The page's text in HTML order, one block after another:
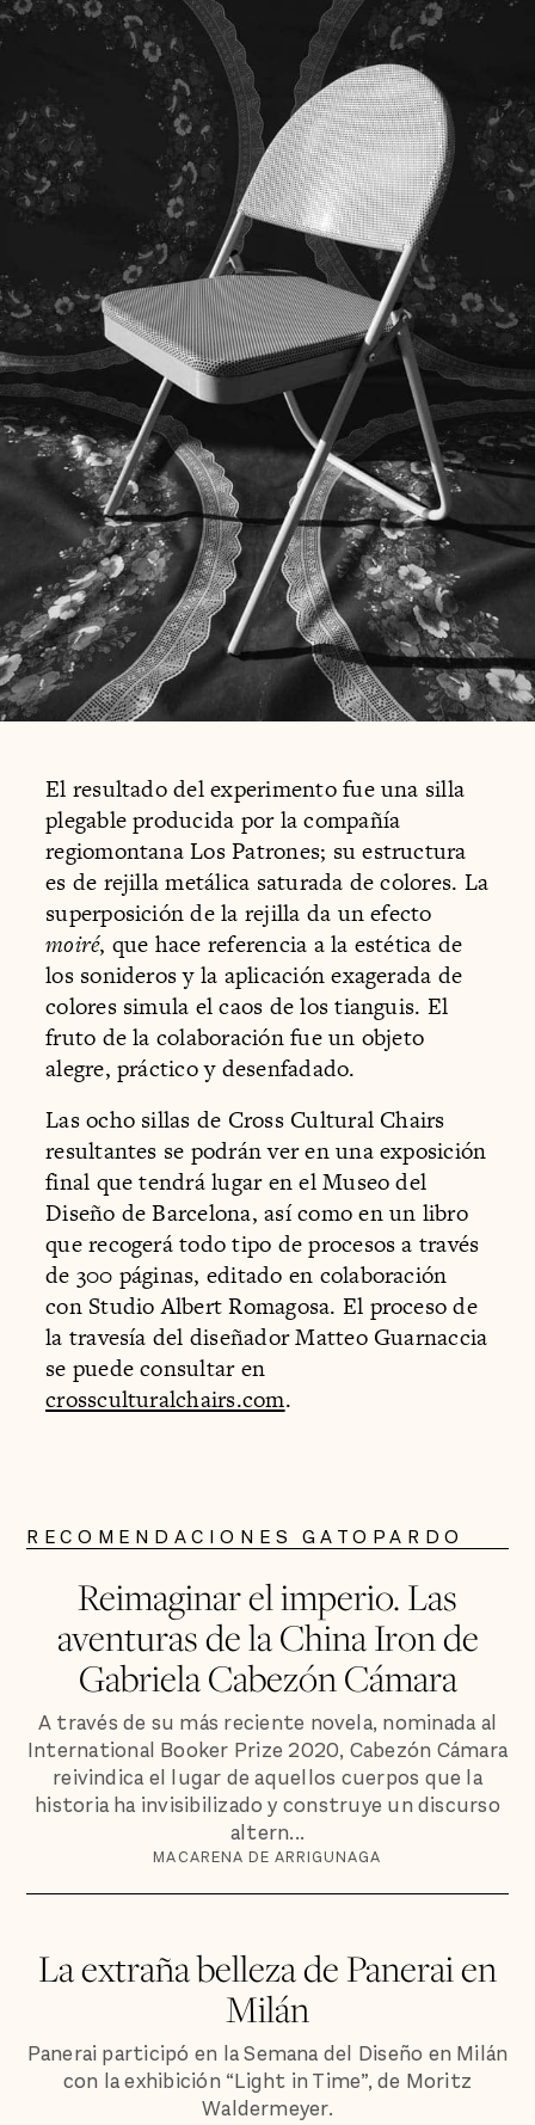
El resultado del experimento fue una silla
plegable producida por la compañía
regiomontana Los Patrones; su estructura
es de rejilla metálica saturada de colores. La
superposición de la rejilla da un efecto
moiré, que hace referencia a la estética de
los sonideros y la aplicación exagerada de
colores simula el caos de los tianguis. El
fruto de la colaboración fue un objeto
alegre, práctico y desenfadado.
Las ocho sillas de Cross Cultural Chairs
resultantes se podrán ver en una exposición
final que tendrá lugar en el Museo del
Diseño de Barcelona, así como en un libro
que recogerá todo tipo de procesos a través
de 300 páginas, editado en colaboración
con Studio Albert Romagosa. El proceso de
la travesía del diseñador Matteo Guarnaccia
se puede consultar en
crossculturalchairs.com.
RECOMENDACIONES GATOPARDO
Reimaginar el imperio. Las
aventuras de la China Iron de
Gabriela Cabezón Cámara
A través de su más reciente novela, nominada al
International Booker Prize 2020, Cabezón Cámara
reivindica el lugar de aquellos cuerpos que la
historia ha invisibilizado y construye un discurso
altern...
MACARENA DE ARRIGUNAGA
La extraña belleza de Panerai en
Milán
Panerai participó en la Semana del Diseño en Milán
con la exhibición “Light in Time”, de Moritz
Waldermeyer.